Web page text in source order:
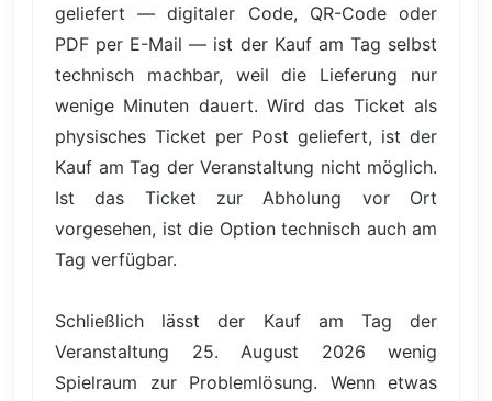
geliefert — digitaler Code, QR-Code oder
PDF per E-Mail — ist der Kauf am Tag selbst
technisch machbar, weil die Lieferung nur
wenige Minuten dauert. Wird das Ticket als
physisches Ticket per Post geliefert, ist der
Kauf am Tag der Veranstaltung nicht möglich.
Ist das Ticket zur Abholung vor Ort
vorgesehen, ist die Option technisch auch am
Tag verfügbar.
Schließlich lässt der Kauf am Tag der
Veranstaltung 25. August 2026 wenig
Spielraum zur Problemlösung. Wenn etwas